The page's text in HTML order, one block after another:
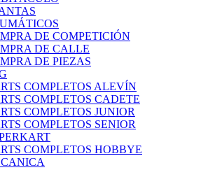
DE COMPETICIÓN
DE CALLE
DE PIEZAS
COMPLETOS ALEVÍN
COMPLETOS CADETE
COMPLETOS JUNIOR
COMPLETOS SENIOR
COMPLETOS HOBBYE